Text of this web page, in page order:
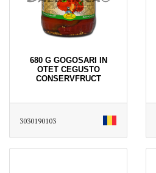
680 G GOGOSARI IN
OTET CEGUSTO
CONSERVFRUCT
3030190103